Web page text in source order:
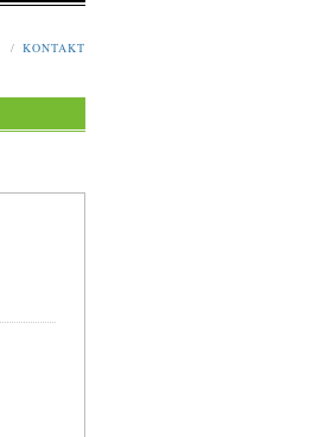
/ KONTAKT